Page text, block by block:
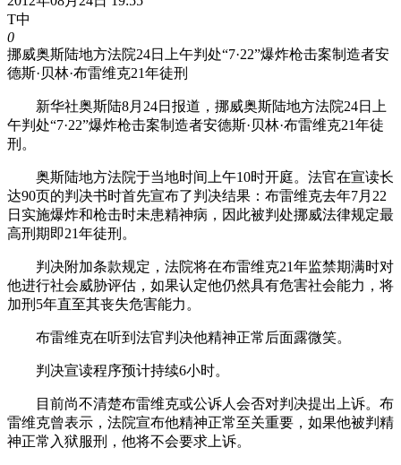
T中
0
挪威奥斯陆地方法院24日上午判处“7·22”爆炸枪击案制造者安
德斯·贝林·布雷维克21年徒刑
新华社奥斯陆8月24日报道，挪威奥斯陆地方法院24日上
午判处“7·22”爆炸枪击案制造者安德斯·贝林·布雷维克21年徒
刑。
奥斯陆地方法院于当地时间上午10时开庭。法官在宣读长
达90页的判决书时首先宣布了判决结果：布雷维克去年7月22
日实施爆炸和枪击时未患精神病，因此被判处挪威法律规定最
高刑期即21年徒刑。
判决附加条款规定，法院将在布雷维克21年监禁期满时对
他进行社会威胁评估，如果认定他仍然具有危害社会能力，将
加刑5年直至其丧失危害能力。
布雷维克在听到法官判决他精神正常后面露微笑。
判决宣读程序预计持续6小时。
目前尚不清楚布雷维克或公诉人会否对判决提出上诉。布
雷维克曾表示，法院宣布他精神正常至关重要，如果他被判精
神正常入狱服刑，他将不会要求上诉。